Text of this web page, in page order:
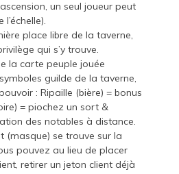
un seul joueur peut
place libre de la taverne,
qui s’y trouve.
la carte peuple jouée
guilde de la taverne,
: Ripaille (bière) = bonus
= piochez un sort &
des notables à distance.
(masque) se trouve sur la
pouvez au lieu de placer
retirer un jeton client déjà